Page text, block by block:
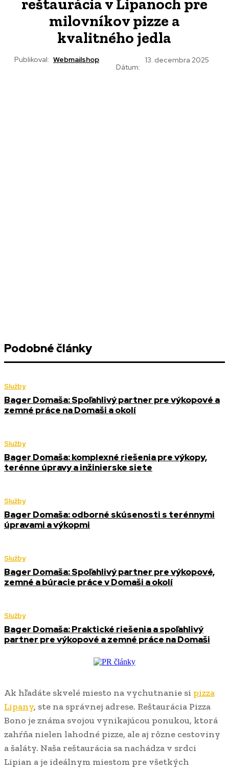
reštaurácia v Lipanoch pre
milovníkov pizze a
kvalitného jedla
Publikoval: Webmailshop
Dátum:
13. decembra 2025
Podobné články
Služby
Bager Domaša: Spoľahlivý partner pre výkopové a
zemné práce na Domaši a okolí
Služby
Bager Domaša: komplexné riešenia pre výkopy,
terénne úpravy a inžinierske siete
Služby
Bager Domaša: odborné skúsenosti s terénnymi
úpravami a výkopmi
Služby
Bager Domaša: Spoľahlivý partner pre výkopové,
zemné a búracie práce v Domaši a okolí
Služby
Bager Domaša: Praktické riešenia a spoľahlivý
partner pre výkopové a zemné práce na Domaši
Ak hľadáte skvelé miesto na vychutnanie si pizza
Lipany, ste na správnej adrese. Reštaurácia Pizza
Bono je známa svojou vynikajúcou ponukou, ktorá
zahŕňa nielen lahodné pizze, ale aj rôzne cestoviny
a šaláty. Naša reštaurácia sa nachádza v srdci
Lipian a je ideálnym miestom pre všetkých